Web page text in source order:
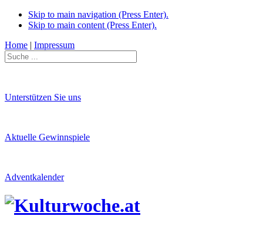
Skip to main navigation (Press Enter).
Skip to main content (Press Enter).
Home | Impressum
Unterstützen Sie uns
Aktuelle Gewinnspiele
Adventkalender